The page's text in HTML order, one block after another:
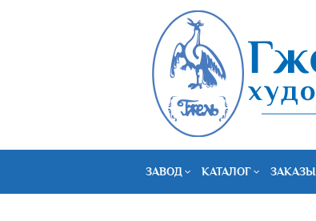
ЗАВОД КАТАЛОГ ЗАКАЗЫ